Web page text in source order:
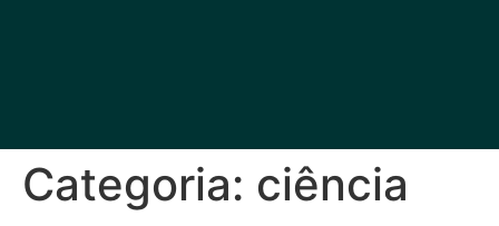
Categoria: ciência